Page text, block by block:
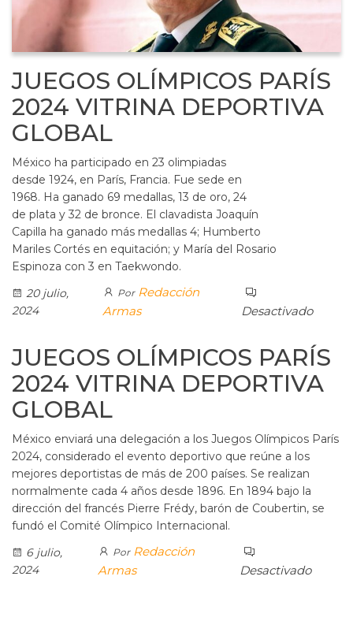
JUEGOS OLÍMPICOS PARÍS
2024 VITRINA DEPORTIVA
GLOBAL
México ha participado en 23 olimpiadas
desde 1924, en París, Francia. Fue sede en
1968. Ha ganado 69 medallas, 13 de oro, 24
de plata y 32 de bronce. El clavadista Joaquín
Capilla ha ganado más medallas 4; Humberto
Mariles Cortés en equitación; y María del Rosario
Espinoza con 3 en Taekwondo.
20 julio,
2024
Por Redacción
Armas
Desactivado
JUEGOS OLÍMPICOS PARÍS
2024 VITRINA DEPORTIVA
GLOBAL
México enviará una delegación a los Juegos Olímpicos París
2024, considerado el evento deportivo que reúne a los
mejores deportistas de más de 200 países. Se realizan
normalmente cada 4 años desde 1896. En 1894 bajo la
dirección del francés Pierre Frédy, barón de Coubertin, se
fundó el Comité Olímpico Internacional.
6 julio,
2024
Por Redacción
Armas
Desactivado